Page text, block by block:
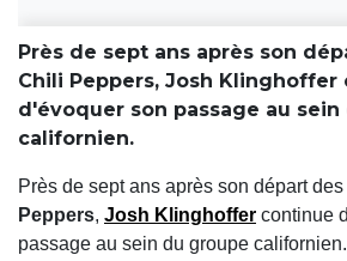
Près de sept ans après son
Chili Peppers, Josh Klinghoffer
d'évoquer son passage au
californien.
Près de sept ans après son départ des
Peppers, Josh Klinghoffer continue
passage au sein du groupe